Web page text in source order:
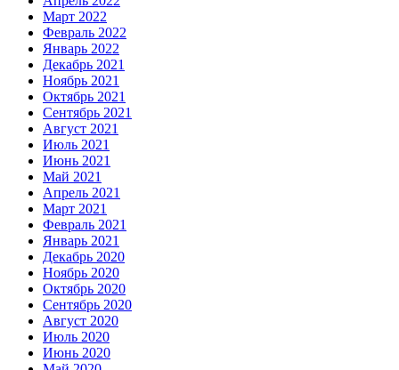
Март 2022
Февраль 2022
Январь 2022
Декабрь 2021
Ноябрь 2021
Октябрь 2021
Сентябрь 2021
Август 2021
Июль 2021
Июнь 2021
Май 2021
Апрель 2021
Март 2021
Февраль 2021
Январь 2021
Декабрь 2020
Ноябрь 2020
Октябрь 2020
Сентябрь 2020
Август 2020
Июль 2020
Июнь 2020